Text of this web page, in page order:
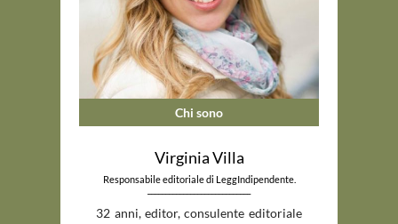
Chi sono
Virginia Villa
Responsabile editoriale di LeggIndipendente.
_____________________________
32 anni, editor, consulente editoriale